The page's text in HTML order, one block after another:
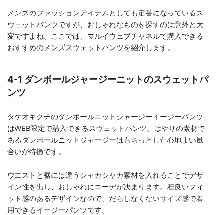
メンズのファッションアイテムとしても定番になっているス
ウェットパンツですが、おしゃれなものを探すのは意外と大
変ですよね。ここでは、マルイウェブチャネルで購入できる
おすすめのメンズスウェットパンツを紹介します。
4-1 ダンボールジャージーニットのスウェットパ
ンツ
タケオキクチのダンボールニットジャージーイージーパンツ
はWEB限定で購入できるスウェットパンツ。はやりの素材で
あるダンボールニットジャージーはもちっとした心地よい風
合いが特徴です。
ウエストと裾には違うシャカシャカ素材を入れることでデザ
イン性を出し、おしゃれにコーデが決まります。程良いフィ
ット感のあるデザインなので、だらしなくないサイズ感で着
用できるイージーパンツです。